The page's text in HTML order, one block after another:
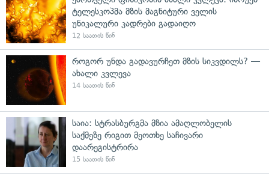
ტელესკოპმა მზის მაგნიტური ველის
უნიკალური კადრები გადაიღო
12 საათის წინ
როგორ უნდა გადავურჩეთ მზის სიკვდილს? —
ახალი კვლევა
14 საათის წინ
საია: სტრასბურგმა მზია ამაღლობელის
საქმეზე რიგით მეოთხე საჩივარი
დაარეგისტრირა
15 საათის წინ